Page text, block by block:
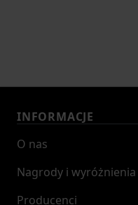
INFORMACJE
O nas
Nagrody i wyróżnienia
Producenci